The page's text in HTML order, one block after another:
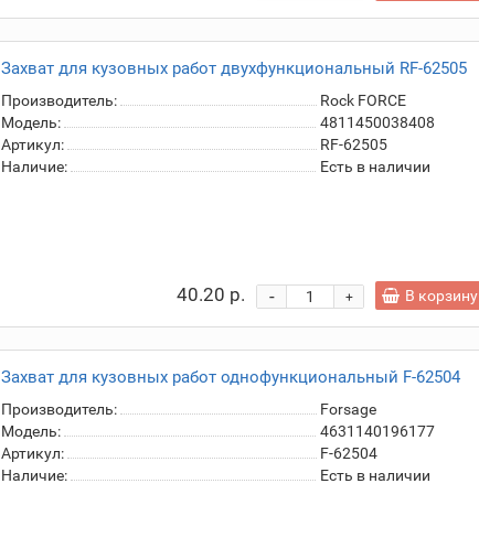
Захват для кузовных работ двухфункциональный RF-62505
Производитель:
Rock FORCE
Модель:
4811450038408
Артикул:
RF-62505
Наличие:
Есть в наличии
40.20 р. +
- В корзину
Захват для кузовных работ однофункциональный F-62504
Производитель:
Forsage
Модель:
4631140196177
Артикул:
F-62504
Наличие:
Есть в наличии